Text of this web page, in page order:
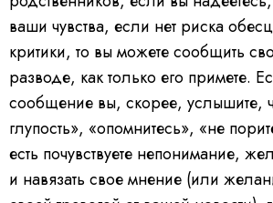
ваши чувства, если нет риска
критики, то вы можете сообщить
разводе, как только его примете.
сообщение вы, скорее, услышите,
глупость», «опомнитесь», «не
есть почувствуете непонимание,
и навязать свое мнение (или